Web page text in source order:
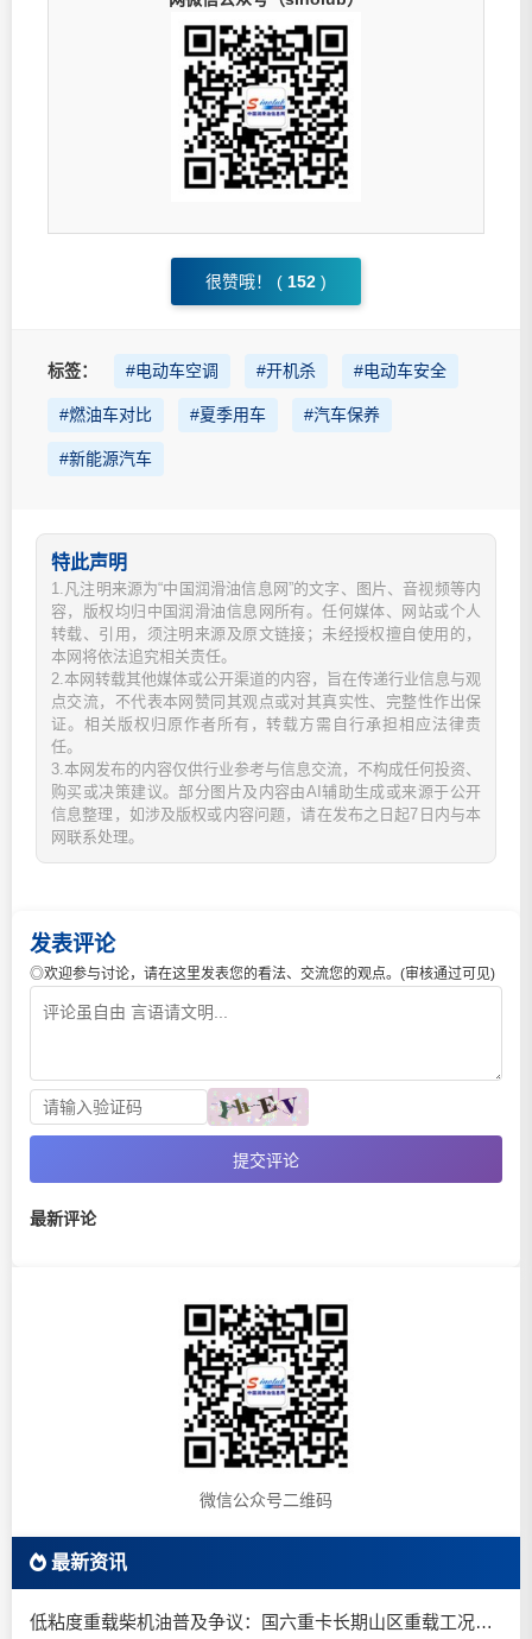
很赞哦！ ( 152 )
标签： #电动车空调 #开机杀 #电动车安全
#燃油车对比 #夏季用车 #汽车保养
#新能源汽车
特此声明
1.凡注明来源为“中国润滑油信息网”的文字、图片、音视频等内
容，版权均归中国润滑油信息网所有。任何媒体、网站或个人
转载、引用，须注明来源及原文链接；未经授权擅自使用的，
本网将依法追究相关责任。
2.本网转载其他媒体或公开渠道的内容，旨在传递行业信息与观
点交流，不代表本网赞同其观点或对其真实性、完整性作出保
证。相关版权归原作者所有，转载方需自行承担相应法律责
任。
3.本网发布的内容仅供行业参考与信息交流，不构成任何投资、
购买或决策建议。部分图片及内容由AI辅助生成或来源于公开
信息整理，如涉及版权或内容问题，请在发布之日起7日内与本
网联系处理。
发表评论
◎欢迎参与讨论，请在这里发表您的看法、交流您的观点。(审核通过可见)
提交评论
最新评论
微信公众号二维码
最新资讯
低粘度重载柴机油普及争议：国六重卡长期山区重载工况是否适合0W-20柴油机油？